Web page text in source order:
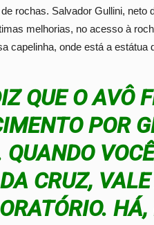
rochas. Salvador Gullini,
melhorias, no acesso à
capelinha, onde está a
QUE O AVÔ
POR
CRUZ,